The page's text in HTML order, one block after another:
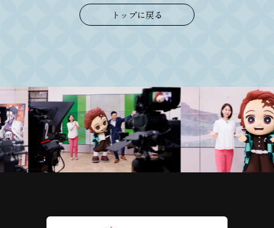
トップに戻る